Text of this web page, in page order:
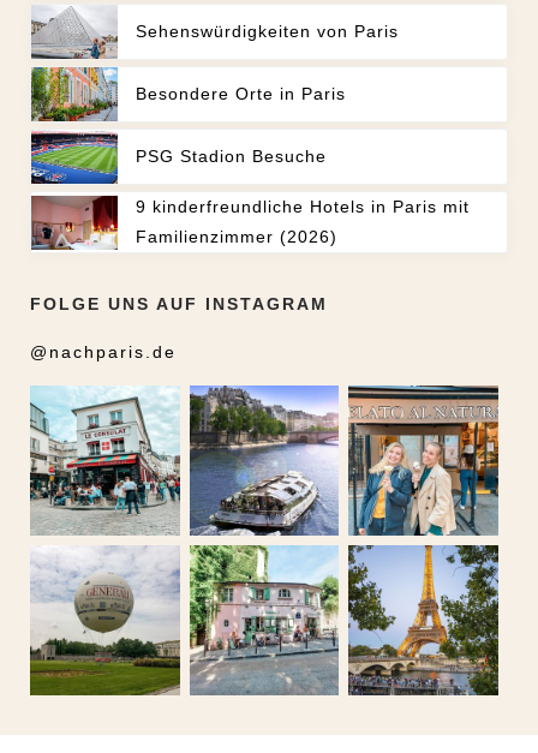
Sehenswürdigkeiten von Paris
Besondere Orte in Paris
PSG Stadion Besuche
9 kinderfreundliche Hotels in Paris mit
Familienzimmer (2026)
FOLGE UNS AUF INSTAGRAM
@nachparis.de